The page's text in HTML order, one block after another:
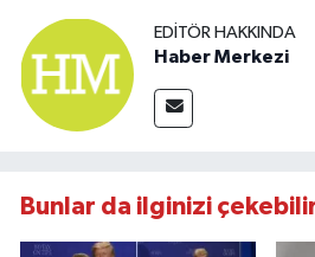
EDITÖR HAKKINDA
Haber Merkezi
Bunlar da ilginizi